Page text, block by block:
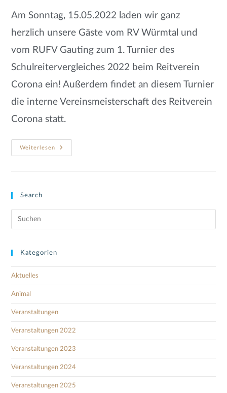
Am Sonntag, 15.05.2022 laden wir ganz
herzlich unsere Gäste vom RV Würmtal und
vom RUFV Gauting zum 1. Turnier des
Schulreitervergleiches 2022 beim Reitverein
Corona ein! Außerdem findet an diesem Turnier
die interne Vereinsmeisterschaft des Reitverein
Corona statt.
Weiterlesen
Search
Kategorien
Aktuelles
Animal
Veranstaltungen
Veranstaltungen 2022
Veranstaltungen 2023
Veranstaltungen 2024
Veranstaltungen 2025